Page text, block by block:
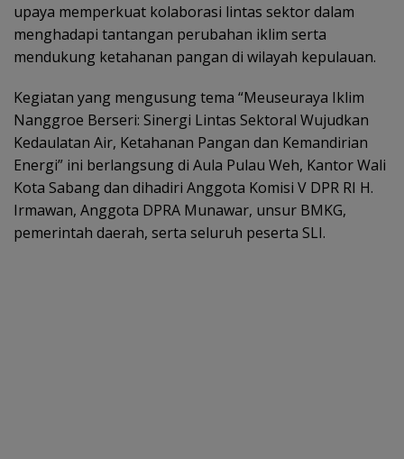
upaya memperkuat kolaborasi lintas sektor dalam
menghadapi tantangan perubahan iklim serta
mendukung ketahanan pangan di wilayah kepulauan.
Kegiatan yang mengusung tema “Meuseuraya Iklim
Nanggroe Berseri: Sinergi Lintas Sektoral Wujudkan
Kedaulatan Air, Ketahanan Pangan dan Kemandirian
Energi” ini berlangsung di Aula Pulau Weh, Kantor Wali
Kota Sabang dan dihadiri Anggota Komisi V DPR RI H.
Irmawan, Anggota DPRA Munawar, unsur BMKG,
pemerintah daerah, serta seluruh peserta SLI.